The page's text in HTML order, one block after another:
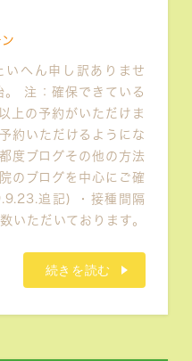
へん申し訳ありませ
注：確保できている
上の予約がいただけま
約いただけるようにな
度ブログその他の方法
のブログを中心にご確
追記) ・接種間隔
いただいております。
続きを読む